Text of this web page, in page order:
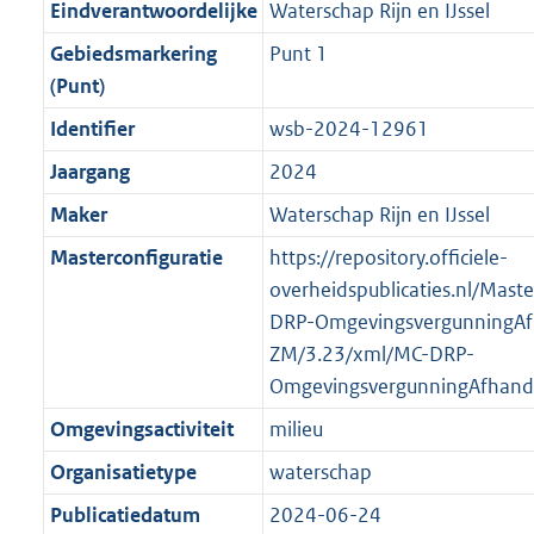
f
o
m
a
a
t
b
n
f
r
m
a
a
t
b
i
n
o
r
m
a
a
t
b
e
i
f
o
r
m
a
a
7
o
o
t
e
:
2
K
b
r
t
t
e
:
2
K
b
Eindverantwoordelijke Waterschap Rijn en IJssel
Gebiedsmarkering
(Punt)
Punt 1
Identifier
wsb-2024-12961
Jaargang
2024
Maker
Waterschap Rijn en IJssel
Masterconfiguratie
https://repository.officiele-
overheidspublicaties.nl/
DRP-
ZM/3.23/xml/MC-DRP-
Omgevingsactiviteit
milieu
Organisatietype
waterschap
Publicatiedatum
2024-06-24